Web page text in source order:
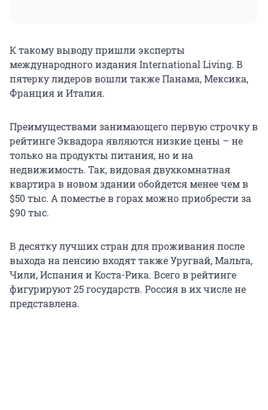
К такому выводу пришли эксперты
международного издания International Living. В
пятерку лидеров вошли также Панама, Мексика,
Франция и Италия.
Преимуществами занимающего первую строчку в
рейтинге Эквадора являются низкие цены – не
только на продукты питания, но и на
недвижимость. Так, видовая двухкомнатная
квартира в новом здании обойдется менее чем в
$50 тыс. А поместье в горах можно приобрести за
$90 тыс.
В десятку лучших стран для проживания после
выхода на пенсию входят также Уругвай, Мальта,
Чили, Испания и Коста-Рика. Всего в рейтинге
фигурируют 25 государств. Россия в их числе не
представлена.